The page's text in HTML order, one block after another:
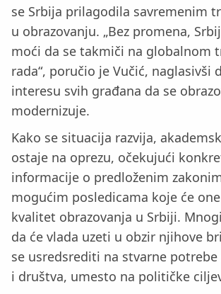
se Srbija prilagodila savremenim
u obrazovanju. „Bez promena,
moći da se takmiči na globalnom
rada“, poručio je Vučić, naglasivši
interesu svih građana da se
modernizuje.
Kako se situacija razvija,
ostaje na oprezu, očekujući
informacije o predloženim
mogućim posledicama koje će
kvalitet obrazovanja u Srbiji.
da će vlada uzeti u obzir njihove
se usredsrediti na stvarne
i društva, umesto na političke